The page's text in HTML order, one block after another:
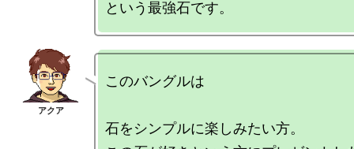
このバングルは
石をシンプルに楽しみたい方。